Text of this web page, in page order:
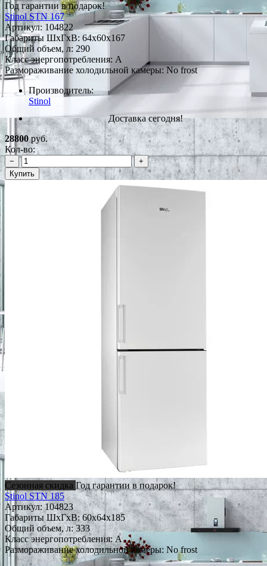
Год гарантии в подарок!
Stinol STN 167
Артикул: 104822
Габариты ШxГxВ: 64x60x167
Общий объем, л: 290
Класс энергопотребления: A
Размораживание холодильной камеры: No frost
Производитель:
Stinol
Доставка сегодня!
28800руб.
Кол-во:
−
+
Купить
Сезонная скидка Год гарантии в подарок!
Stinol STN 185
Артикул:104823
Габариты ШxГxВ: 60x64x185
Общий объем, л: 333
Класс энергопотребления: A
Размораживание холодильной камеры: No frost